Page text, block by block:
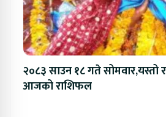
२०८३ साउन १८ गते सोमवार,यस्तो
आजको राशिफल